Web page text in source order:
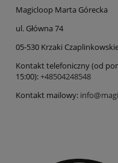
Magicloop Marta Górecka
ul. Główna 74
05-530 Krzaki
Kontakt telefoniczny (od
15:00):+48504248548
Kontakt mailowy: